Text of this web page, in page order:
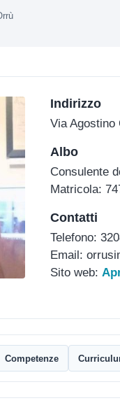
Indirizzo
Via Agostino
Albo
Consulente
Matricola:
Contatti
Telefono:
Email:
Sito web:
Competenze